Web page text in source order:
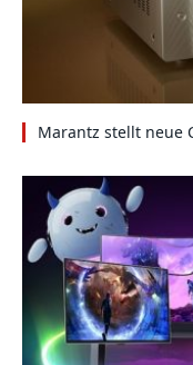
Marantz stellt neue